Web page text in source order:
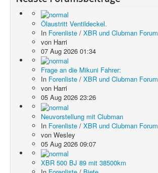
Ölaustritt Ventildeckel.
In Forenliste / XBR und Clubman Forum
von Harri
07 Aug 2026 01:34
Frage an die Mikuni Fahrer:
In Forenliste / XBR und Clubman Forum
von Harri
05 Aug 2026 23:26
Neuvorstellung mit Clubman
In Forenliste / XBR und Clubman Forum
von Wesley
05 Aug 2026 09:07
XBR 500 BJ 89 mit 38500km